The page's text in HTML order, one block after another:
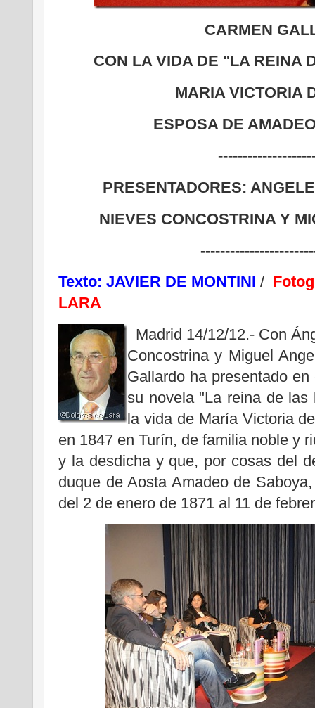
CARMEN
CON LA VIDA DE "LA REINA
MARIA VICTORIA
ESPOSA DE
PRESENTADORES:
NIEVES CONCOSTRINA Y
Texto: JAVIER DE MONTINI /
LARA
Madrid 14/12/12.- Con
Concostrina y Miguel
Gallardo ha presentado
su novela "La reina de
la vida de María Victoria
en 1847 en Turín, de familia noble y
y la desdicha y que, por cosas del
duque de Aosta Amadeo de
del 2 de enero de 1871 al 11 de